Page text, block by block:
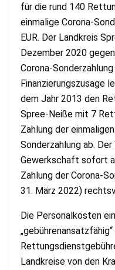
für die rund 140
einmalige Corona-
EUR. Der Landkreis
Dezember 2020
Corona-
Finanzierungszusage
dem Jahr 2013 den
Spree-Neiße mit 7
Zahlung der
Sonderzahlung ab.
Gewerkschaft sofort
Zahlung der Corona-
31. März 2022)
Die Personalkosten
Landkreise von den